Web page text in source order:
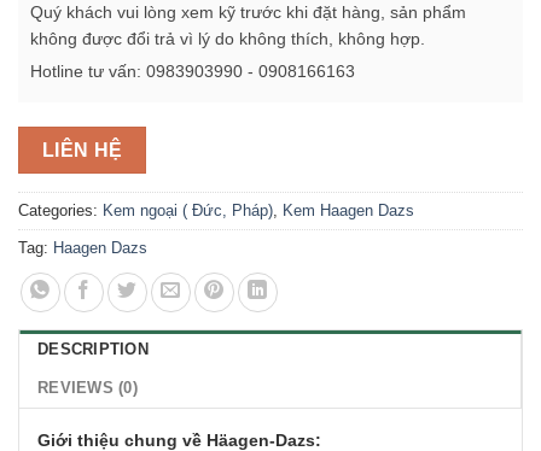
Quý khách vui lòng xem kỹ trước khi đặt hàng, sản phẩm
không được đổi trả vì lý do không thích, không hợp.
Hotline tư vấn: 0983903990 - 0908166163
LIÊN HỆ
Categories: Kem ngoại ( Đức, Pháp), Kem Haagen Dazs
Tag: Haagen Dazs
DESCRIPTION
REVIEWS (0)
Giới thiệu chung về Häagen-Dazs: